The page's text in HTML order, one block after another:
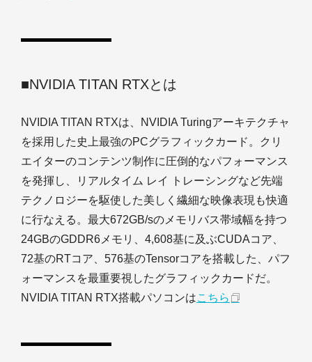
■NVIDIA TITAN RTXとは
NVIDIA TITAN RTXは、NVIDIA Turingアーキテクチャ
を採用した史上最強のPCグラフィックカード。クリ
エイターのコンテンツ制作に圧倒的なパフォーマンス
を発揮し、リアルタイム レイ トレーシングなど先端
テクノロジーを駆使した美しく繊細な映像表現も快適
に行なえる。最大672GB/sのメモリバス帯域幅を持つ
24GBのGDDR6メモリ、4,608基に及ぶCUDAコア、
72基のRTコア、576基のTensorコアを搭載した、パフ
ォーマンスを最重要視したグラフィックカードだ。
NVIDIA TITAN RTX搭載パソコンはこちら